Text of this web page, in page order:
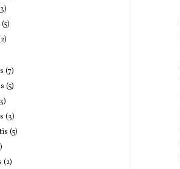
(7)
(5)
(3)
(5)
(2)